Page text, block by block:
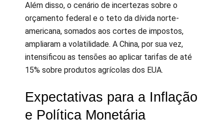
Além disso, o cenário de incertezas sobre o
orçamento federal e o teto da dívida norte-
americana, somados aos cortes de impostos,
ampliaram a volatilidade. A China, por sua vez,
intensificou as tensões ao aplicar tarifas de até
15% sobre produtos agrícolas dos EUA.
Expectativas para a Inflação
e Política Monetária